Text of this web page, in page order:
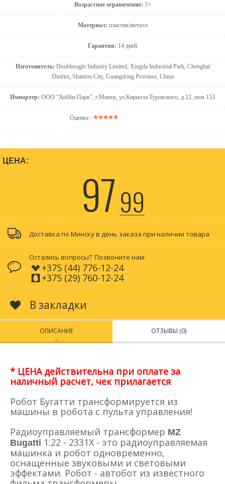
Возрастное ограничение: 3+
Материал: пластик/металл
Гарантия: 14 дней
Изготовитель: Doubleeagle Industry Limited, Xingda Industrial Park, Chenghai
District, Shantou City, Guangdong Province, China
Импортер: ООО "Хобби-Парк", г.Минск, ул.Кирилла Туровского, д.12, пом.153
Оценка :
ЦЕНА:
9799
Доставка по Минску в день заказа при наличии товара
Остались вопросы? Позвоните нам:
+375 (44) 776-12-24
+375 (29) 760-12-24
В закладки
ОПИСАНИЕ ОТЗЫВЫ (0)
* ЦЕНА действительна при оплате за
наличный расчет, чек прилагается.
Робот Бугатти трансформируется из
машины в робота с пульта управления!
Радиоуправляемый трансформер MZ
Bugatti 1:22 - 2331X - это радиоуправляемая
машинка и робот одновременно,
оснащенные звуковыми и световыми
эффектами. Робот - автобот из известного